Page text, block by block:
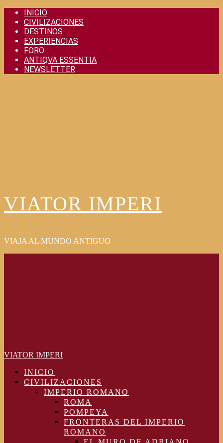
Skip
content
INICIO
CIVILIZACIONES
DESTINOS
EXPERIENCIAS
FORO
ANTIQVA ESSENTIA
NEWSLETTER
VIATOR IMPERI
VIAJA AL MUNDO ANTIGUO
VIATOR IMPERI
INICIO
CIVILIZACIONES
IMPERIO ROMANO
ROMA
POMPEYA
FRONTERAS DEL IMPERIO
ROMANO